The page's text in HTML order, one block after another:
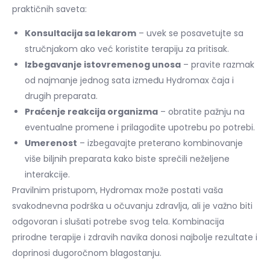
praktičnih saveta:
Konsultacija sa lekarom – uvek se posavetujte sa
stručnjakom ako već koristite terapiju za pritisak.
Izbegavanje istovremenog unosa – pravite razmak
od najmanje jednog sata između Hydromax čaja i
drugih preparata.
Praćenje reakcija organizma – obratite pažnju na
eventualne promene i prilagodite upotrebu po potrebi.
Umerenost – izbegavajte preterano kombinovanje
više biljnih preparata kako biste sprečili neželjene
interakcije.
Pravilnim pristupom, Hydromax može postati vaša
svakodnevna podrška u očuvanju zdravlja, ali je važno biti
odgovoran i slušati potrebe svog tela. Kombinacija
prirodne terapije i zdravih navika donosi najbolje rezultate i
doprinosi dugoročnom blagostanju.